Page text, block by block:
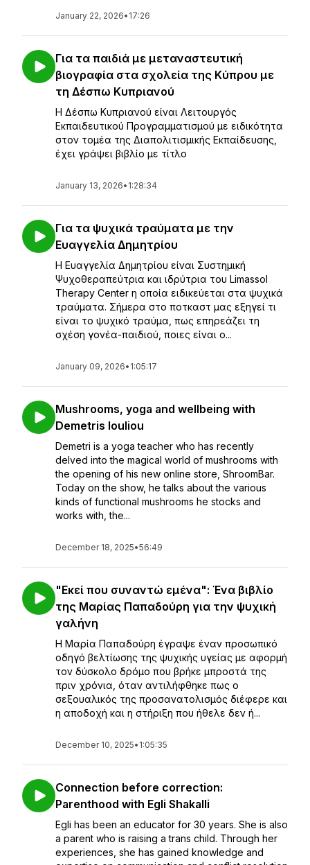
January 22, 2026• 17:26
Για τα παιδιά με μεταναστευτική
βιογραφία στα σχολεία της Κύπρου με
τη Δέσπω Κυπριανού
Η Δέσπω Κυπριανού είναι Λειτουργός
Εκπαιδευτικού Προγραμματισμού με ειδικότητα
στον τομέα της Διαπολιτισμικής Εκπαίδευσης,
έχει γράψει βιβλίο με τίτλο
January 13, 2026• 1:28:34
Για τα ψυχικά τραύματα με την
Ευαγγελία Δημητρίου
Η Ευαγγελία Δημητρίου είναι Συστημική
Ψυχοθεραπεύτρια και ιδρύτρια του Limassol
Therapy Center η οποία ειδικεύεται στα ψυχικά
τραύματα. Σήμερα στο ποτκαστ μας εξηγεί τι
είναι το ψυχικό τραύμα, πως επηρεάζει τη
σχέση γονέα-παιδιού, ποιες είναι ο...
January 09, 2026• 1:05:17
Mushrooms, yoga and wellbeing with
Demetris Iouliou
Demetri is a yoga teacher who has recently
delved into the magical world of mushrooms with
the opening of his new online store, ShroomBar.
Today on the show, he talks about the various
kinds of functional mushrooms he stocks and
works with, the...
December 18, 2025•56:49
"Εκεί που συναντώ εμένα": Ένα βιβλίο
της Μαρίας Παπαδούρη για την ψυχική
γαλήνη
Η Μαρία Παπαδούρη έγραψε έναν προσωπικό
οδηγό βελτίωσης της ψυχικής υγείας με αφορμή
τον δύσκολο δρόμο που βρήκε μπροστά της
πριν χρόνια, όταν αντιλήφθηκε πως ο
σεξουαλικός της προσανατολισμός διέφερε και
η αποδοχή και η στήριξη που ήθελε δεν ή...
December 10, 2025• 1:05:35
Connection before correction:
Parenthood with Egli Shakalli
Egli has been an educator for 30 years. She is also
a parent who is raising a trans child. Through her
experiences, she has gained knowledge and